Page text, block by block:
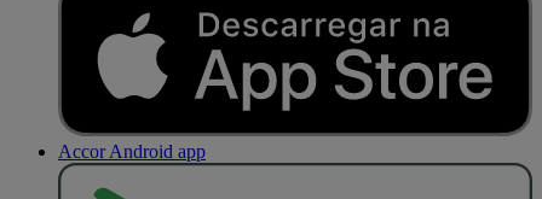
Accor Android app